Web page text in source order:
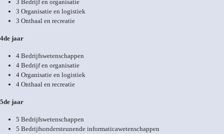
3 Bedrijf en organisatie
3 Organisatie en logistiek
3 Onthaal en recreatie
4de jaar
4 Bedrijfswetenschappen
4 Bedrijf en organisatie
4 Organisatie en logistiek
4 Onthaal en recreatie
5de jaar
5 Bedrijfswetenschappen
5 Bedrijfsondersteunende informaticawetenschappen